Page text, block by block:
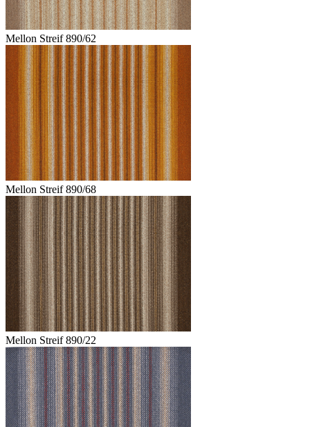
Mellon Streif 890/62
Mellon Streif 890/68
Mellon Streif 890/22